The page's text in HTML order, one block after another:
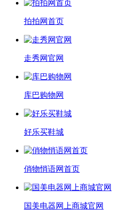
拍拍网首页
走秀网官网
库巴购物网
好乐买鞋城
俏物悄语网首页
国美电器网上商城官网